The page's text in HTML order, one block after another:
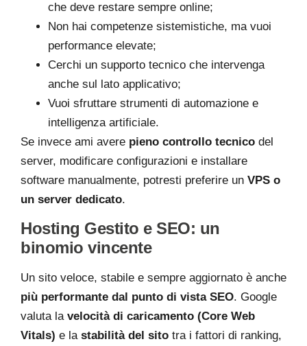
che deve restare sempre online;
Non hai competenze sistemistiche, ma vuoi
performance elevate;
Cerchi un supporto tecnico che intervenga
anche sul lato applicativo;
Vuoi sfruttare strumenti di automazione e
intelligenza artificiale.
Se invece ami avere pieno controllo tecnico del
server, modificare configurazioni e installare
software manualmente, potresti preferire un VPS o
un server dedicato.
Hosting Gestito e SEO: un
binomio vincente
Un sito veloce, stabile e sempre aggiornato è anche
più performante dal punto di vista SEO. Google
valuta la velocità di caricamento (Core Web
Vitals) e la stabilità del sito tra i fattori di ranking,